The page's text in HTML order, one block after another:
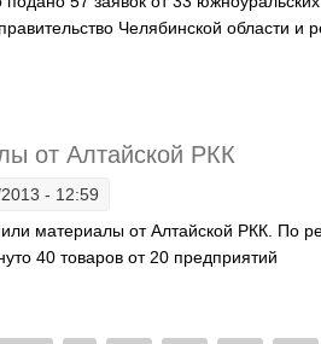
Челябинской области и
Урала завершен конкурс «20
от Алтайской РКК
- 12:59
материалы от Алтайской РКК. По
40 товаров от 20 предприятий